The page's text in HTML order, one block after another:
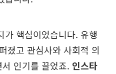
가 핵심이었습니다. 유행
졌고 관심사와 사회적 의
인기를 끌었죠. 인스타